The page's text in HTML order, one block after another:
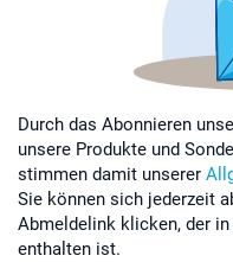
Durch das Abonnieren
unsere Produkte und
stimmen damit unserer
Sie können sich jederzeit
Abmeldelink klicken, der
enthalten ist.